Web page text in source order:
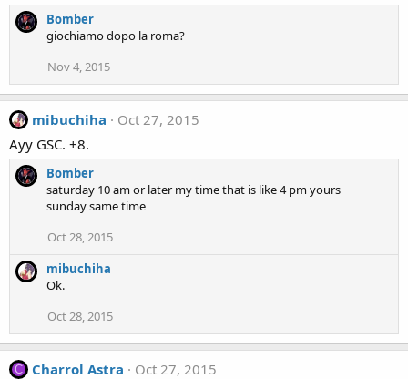
Bomber
giochiamo dopo la roma?
Nov 4, 2015
mibuchiha
Oct 27, 2015
Ayy GSC. +8.
Bomber
saturday 10 am or later my time that is like 4 pm yours
sunday same time
Oct 28, 2015
mibuchiha
Ok.
Oct 28, 2015
C Charrol Astra
Oct 27, 2015